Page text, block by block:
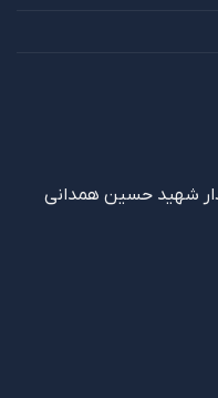
3 بلوار سردار شهید حسین همدانی